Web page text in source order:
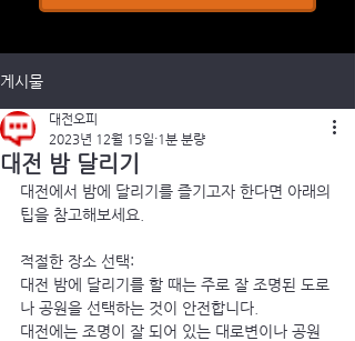
게시물
대전 밤 달리기
대전오피
2023년 12월 15일 1분 분량
대전에서 밤에 달리기를 즐기고자 한다면 아래의
팁을 참고해보세요.
적절한 장소 선택:
대전 밤에 달리기를 할 때는 주로 잘 조명된 도로
나 공원을 선택하는 것이 안전합니다.
대전에는 조명이 잘 되어 있는 대로변이나 공원